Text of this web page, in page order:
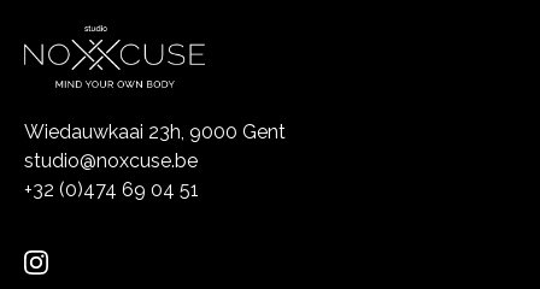
Wiedauwkaai 23h, 9000 Gent
studio@noxcuse.be
+32 (0)474 69 04 51